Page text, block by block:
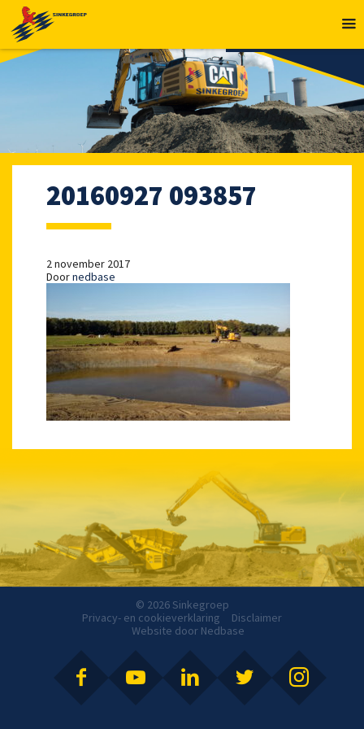
20160927 093857
2 november 2017
Doornedbase
© 2026 Sinkegroep
Privacy- en cookieverklaring
Disclaimer
Website door Nedbase